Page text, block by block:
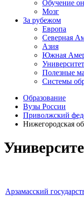
Обучение
Мозг
За рубежом
Европа
Северная
Азия
Южная
Полезные
Системы
Образование
Вузы России
Приволжский
Нижегородская
Арзамасский